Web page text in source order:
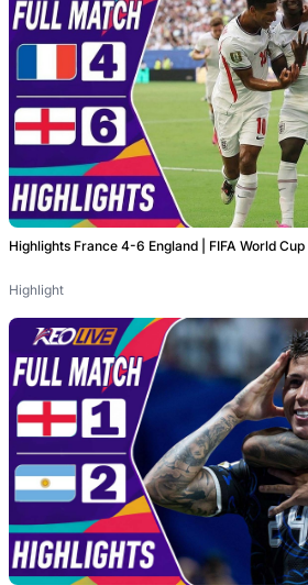
Highlights France 4-6 England | FIFA World
Highlight